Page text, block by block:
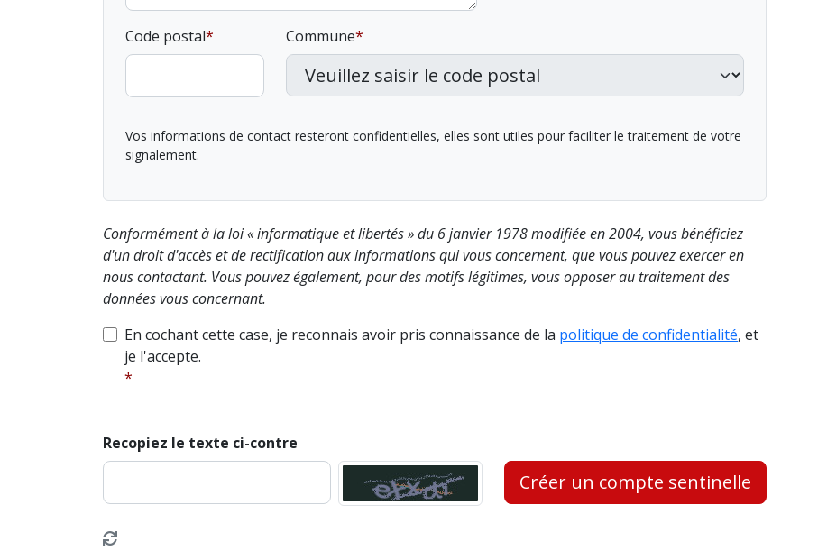
Code postal Commune
Vos informations de contact resteront confidentielles, elles sont utiles pour faciliter le traitement de votre
signalement.
Conformément à la loi « informatique et libertés » du 6 janvier 1978 modifiée en 2004, vous bénéficiez
d'un droit d'accès et de rectification aux informations qui vous concernent, que vous pouvez exercer en
nous contactant. Vous pouvez également, pour des motifs légitimes, vous opposer au traitement des
données vous concernant.
En cochant cette case, je reconnais avoir pris connaissance de la politique de confidentialité, et
je l'accepte.
Recopiez le texte ci-contre
Créer un compte sentinelle